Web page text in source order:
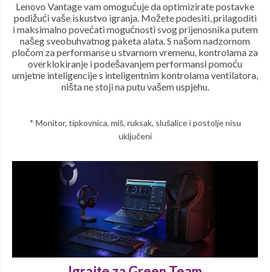
Lenovo Vantage vam omogućuje da optimizirate postavke
podižući vaše iskustvo igranja. Možete podesiti, prilagoditi
i maksimalno povećati mogućnosti svog prijenosnika putem
našeg sveobuhvatnog paketa alata. S našom nadzornom
pločom za performanse u stvarnom vremenu, kontrolama za
overklokiranje i podešavanjem performansi pomoću
umjetne inteligencije s inteligentnim kontrolama ventilatora,
ništa ne stoji na putu vašem uspjehu.
* Monitor, tipkovnica, miš, ruksak, slušalice i postolje nisu
uključeni